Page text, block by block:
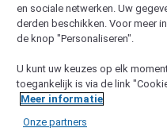
en sociale netwerken. Uw
derden beschikken. Voor meer
de knop "Personaliseren".
U kunt uw keuzes op elk
toegankelijk is via de link
Meer informatie
Onze partners